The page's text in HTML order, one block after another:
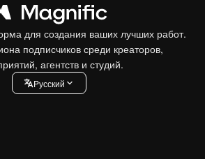
для создания ваших лучших работ.
подписчиков среди креаторов,
агентств и студий.
Pусский